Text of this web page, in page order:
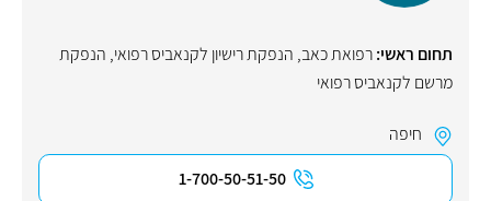
תחום ראשי:רפואת כאב, הנפקת רישיון לקנאביס רפואי, הנפקת
מרשם לקנאביס רפואי
חיפה
1-700-50-51-50